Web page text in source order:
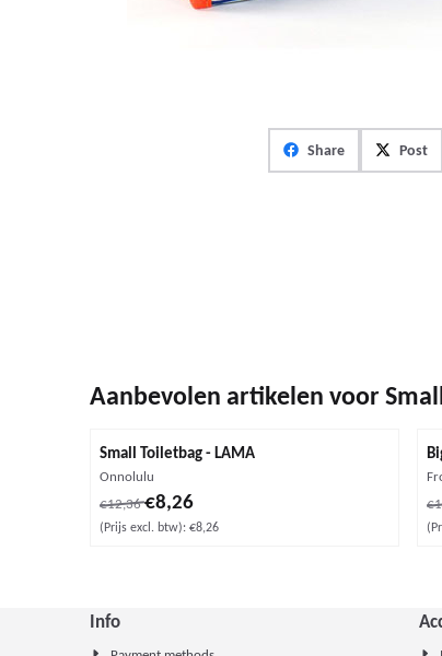
Share Post
Aanbevolen artikelen voor
Small Toiletbag - LAMA
Merk:
Onnolulu
Van 12,36 voor 8,26, exclusief btw: 8,26
€12,36€8,26
(Prijs excl. btw): €8,26
Info